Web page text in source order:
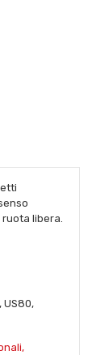
libera.
US80,